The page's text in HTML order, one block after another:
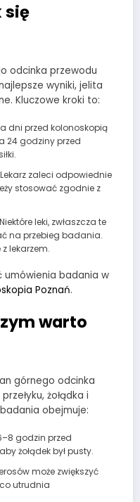
się
odcinka przewodu
wyniki, jelita
Kluczowe kroki to:
dni przed kolonoskopią
24 godziny przed
zaleci odpowiednie
stosować zgodnie z
leki, zwłaszcza te
na przebieg badania.
lekarzem.
umówienia badania w
Poznań.
warto
górnego odcinka
żołądka i
obejmuje:
godzin przed
żołądek był pusty.
może zwiększyć
utrudnia